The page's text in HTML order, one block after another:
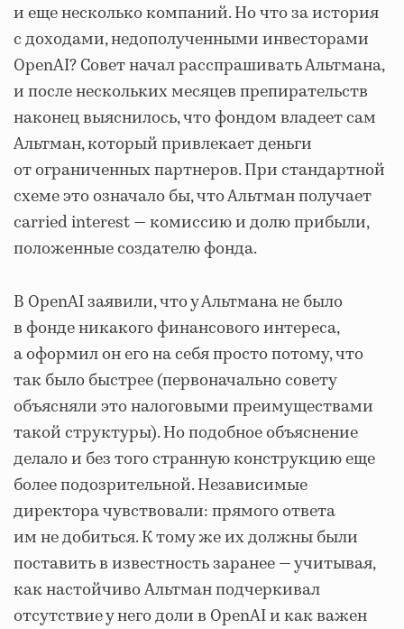
и еще несколько компаний. Но что за история
с доходами, недополученными инвесторами
OpenAI? Совет начал расспрашивать Альтмана,
и после нескольких месяцев препирательств
наконец выяснилось, что фондом владеет сам
Альтман, который привлекает деньги
от ограниченных партнеров. При стандартной
схеме это означало бы, что Альтман получает
carried interest — комиссию и долю прибыли,
положенные создателю фонда.
В OpenAI заявили, что у Альтмана не было
в фонде никакого финансового интереса,
а оформил он его на себя просто потому, что
так было быстрее (первоначально совету
объясняли это налоговыми преимуществами
такой структуры). Но подобное объяснение
делало и без того странную конструкцию еще
более подозрительной. Независимые
директора чувствовали: прямого ответа
им не добиться. К тому же их должны были
поставить в известность заранее — учитывая,
как настойчивo Альтман подчеркивал
отсутствие у него доли в OpenAI и как важен